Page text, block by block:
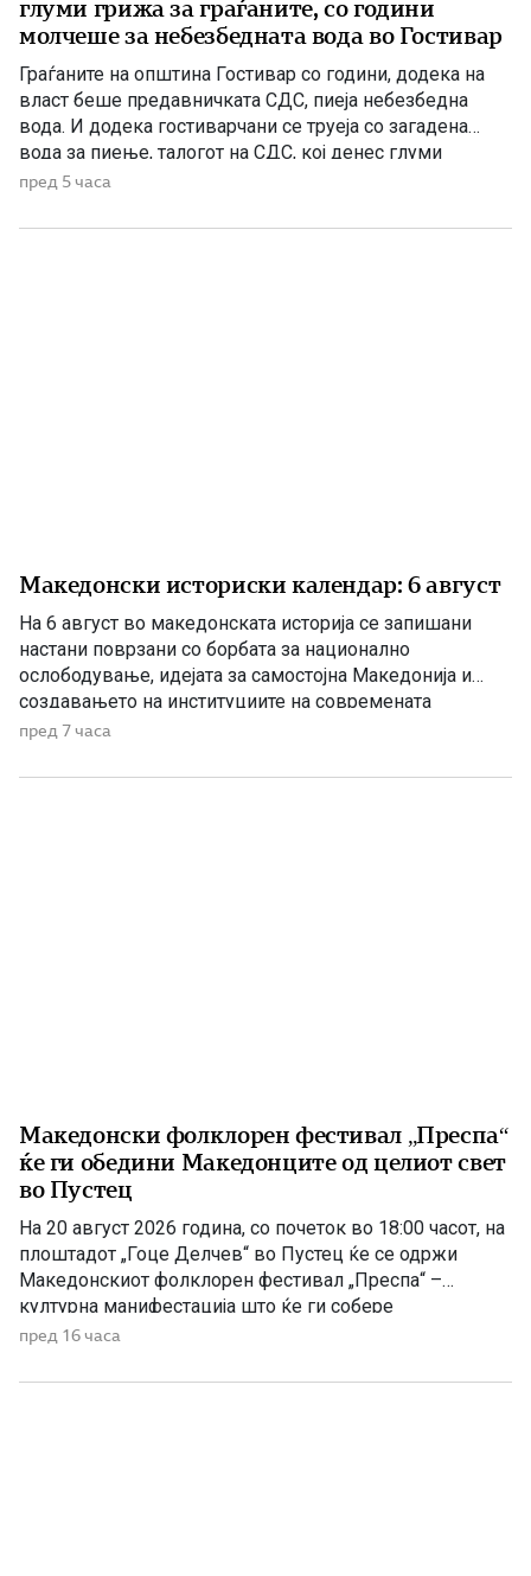
глуми грижа за граѓаните, со години
молчеше за небезбедната вода во Гостивар
Граѓаните на општина Гостивар со години, додека на
власт беше предавничката СДС, пиеја небезбедна
вода. И додека гостиварчани се труеја со загадена
вода за пиење, талогот на СДС, кој денес глуми
загриженост, само за да ќари некој беден политички
анализи, во повеќе наврати во гостиварскиот
пред 5 часа
Македонски историски календар: 6 август
На 6 август во македонската историја се запишани
настани поврзани со борбата за национално
ослободување, идејата за самостојна Македонија и
создавањето на институциите на современата
македонска држава. 1875 – Роден е Григорие Хаџи
Григорие Хаџи Ташковиќ – македонски револуционер,
пред 7 часа
Македонски фолклорен фестивал „Преспа“
ќе ги обедини Македонците од целиот свет
во Пустец
На 20 август 2026 година, со почеток во 18:00 часот, на
плоштадот „Гоце Делчев“ во Пустец ќе се одржи
Македонскиот фолклорен фестивал „Преспа“ –
културна манифестација што ќе ги собере
Македонците од Македонија, Албанија и дијаспората во
Фестивалот ќе биде можност за промоција на богатото
пред 16 часа